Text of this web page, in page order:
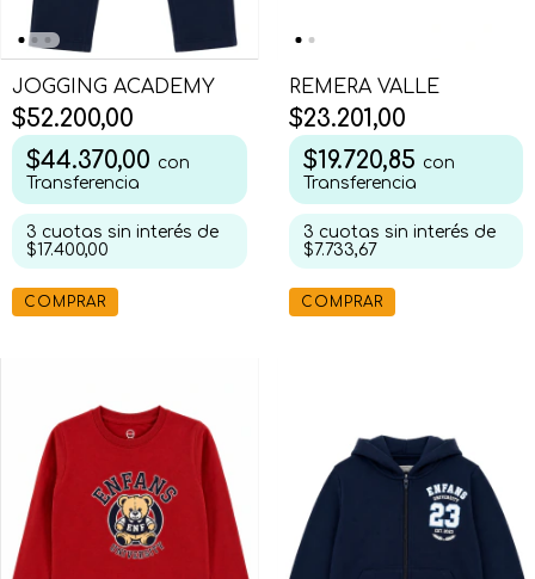
JOGGING ACADEMY
$52.200,00
$44.370,00 con
Transferencia
3 cuotas sin interés de
$17.400,00
COMPRAR
REMERA VALLE
$23.201,00
$19.720,85 con
Transferencia
3 cuotas sin interés de
$7.733,67
COMPRAR